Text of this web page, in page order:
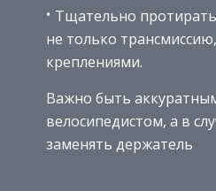
Тщательно протирать
не только
креплениями.
Важно быть
велосипедистом, а в
заменять держатель